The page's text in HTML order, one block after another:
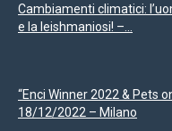
Cambiamenti climatici:
e la leishmaniosi! –...
“Enci Winner 2022 & Pets
18/12/2022 – Milano